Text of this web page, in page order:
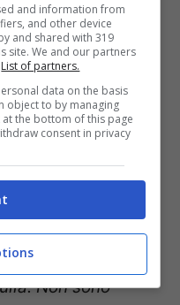
deLa
lamentato della
da 8mila
di lavoro.
pagare la rata
l’autista, la
E le bollette.
Non sono
and information from
and other device
and shared with 319
site. We and our partners
List of partners.
data on the basis
object to by managing
the bottom of this page
consent in privacy